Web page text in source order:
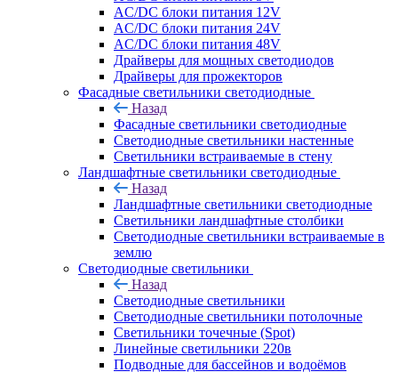
AC/DC блоки питания 12V
AC/DC блоки питания 24V
AC/DC блоки питания 48V
Драйверы для мощных светодиодов
Драйверы для прожекторов
Фасадные светильники светодиодные
Назад
Фасадные светильники светодиодные
Светодиодные светильники настенные
Светильники встраиваемые в стену
Ландшафтные светильники светодиодные
Назад
Ландшафтные светильники светодиодные
Светильники ландшафтные столбики
Светодиодные светильники встраиваемые в
землю
Светодиодные светильники
Назад
Светодиодные светильники
Светодиодные светильники потолочные
Светильники точечные (Spot)
Линейные светильники 220в
Подводные для бассейнов и водоёмов